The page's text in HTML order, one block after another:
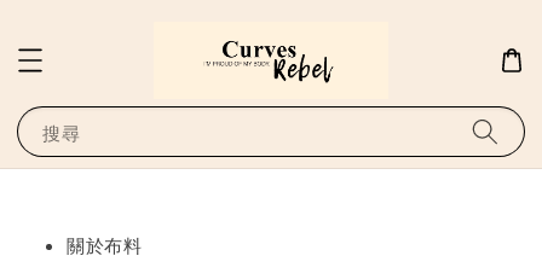
搜尋
關於布料